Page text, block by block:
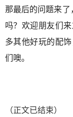
那最后的问题来了
吗？欢迎朋友们
多其他好玩的配
们噢。
（正文已结束）